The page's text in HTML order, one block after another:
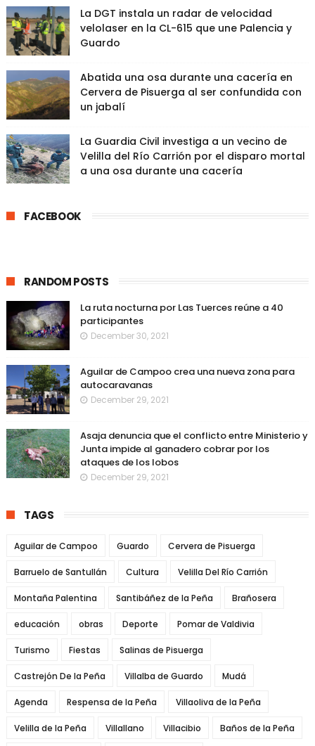
La DGT instala un radar de velocidad
velolaser en la CL-615 que une Palencia y
Guardo
Abatida una osa durante una cacería en
Cervera de Pisuerga al ser confundida con
un jabalí
La Guardia Civil investiga a un vecino de
Velilla del Río Carrión por el disparo mortal
a una osa durante una cacería
FACEBOOK
RANDOM POSTS
La ruta nocturna por Las Tuerces reúne a 40
participantes
December 30, 2021
Aguilar de Campoo crea una nueva zona para
autocaravanas
December 29, 2021
Asaja denuncia que el conflicto entre Ministerio y
Junta impide al ganadero cobrar por los
ataques de los lobos
December 29, 2021
TAGS
Aguilar de Campoo Guardo Cervera de Pisuerga
Barruelo de Santullán Cultura Velilla Del Río Carrión
Montaña Palentina Santibáñez de la Peña Brañosera
educación obras Deporte Pomar de Valdivia
Turismo Fiestas Salinas de Pisuerga
Castrejón De la Peña Villalba de Guardo Mudá
Agenda Respensa de la Peña Villaoliva de la Peña
Velilla de la Peña Villallano Villacibio Baños de la Peña